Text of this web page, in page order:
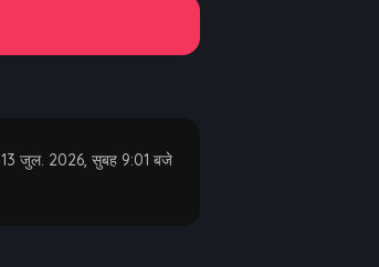
13 जुल. 2026, सुबह 9:01 बजे